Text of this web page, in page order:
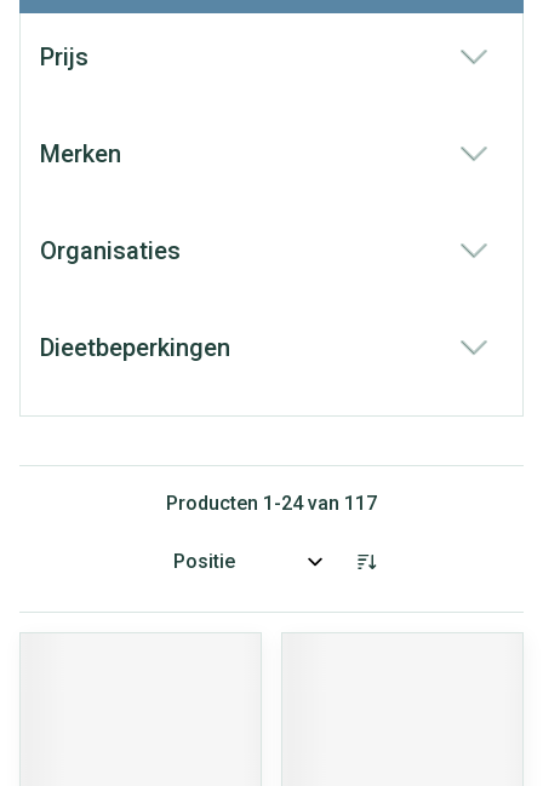
Prijs
Merken
Organisaties
Dieetbeperkingen
Producten 1 -24van 117
Sorteer op: